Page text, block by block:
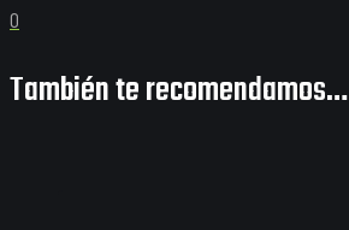
Collection
0
También te recomendamos…